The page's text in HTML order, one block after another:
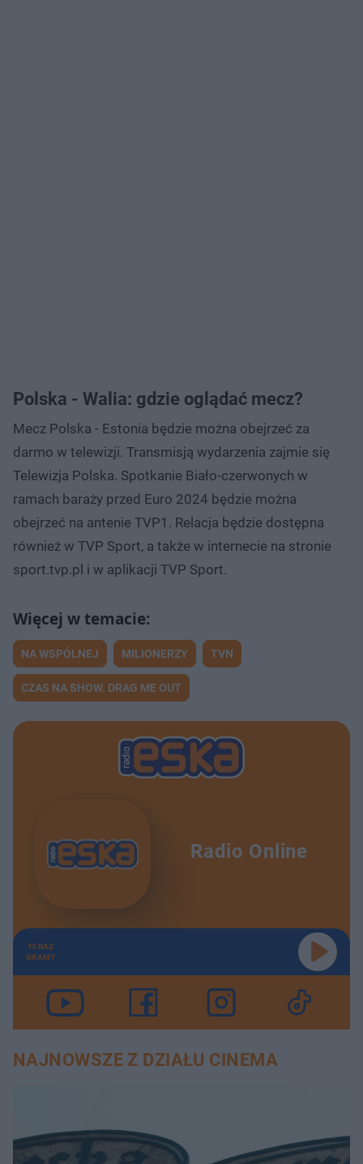
Polska - Walia: gdzie oglądać mecz?
Mecz Polska - Estonia będzie można obejrzeć za
darmo w telewizji. Transmisją wydarzenia zajmie się
Telewizja Polska. Spotkanie Biało-czerwonych w
ramach baraży przed Euro 2024 będzie można
obejrzeć na antenie TVP1. Relacja będzie dostępna
również w TVP Sport, a także w internecie na stronie
sport.tvp.pl i w aplikacji TVP Sport.
NA WSPÓLNEJ MILIONERZY TVN
CZAS NA SHOW. DRAG ME OUT
Radio Online
TERAZ
GRAMY
NAJNOWSZE Z DZIAŁU CINEMA